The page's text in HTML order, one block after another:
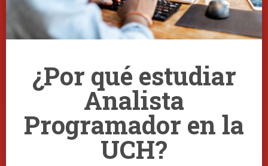
¿Por qué estudiar
Analista
Programador en la
UCH?